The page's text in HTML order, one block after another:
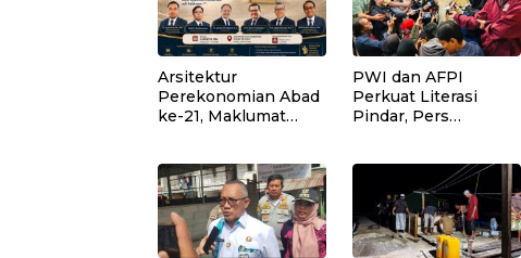
Arsitektur
Perekonomian Abad
ke-21, Maklumat
Menuju Kedaulatan
Ekonomi
PWI dan AFPI
Perkuat Literasi
Pindar, Pers
Publik Lawan Pinjol
Ilegal